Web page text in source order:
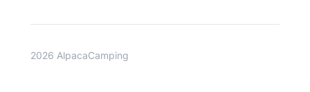
2026 AlpacaCamping